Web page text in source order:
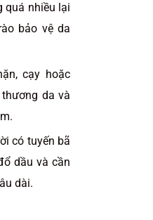
quá nhiều lại
bảo vệ da
cạy hoặc
da và
có tuyến bã
dầu và cần
dài.